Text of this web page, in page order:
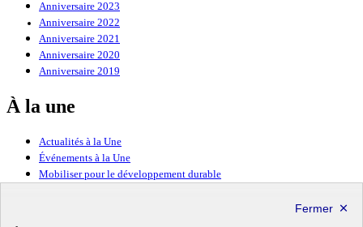
Anniversaire 2023
Anniversaire 2022
Anniversaire 2021
Anniversaire 2020
Anniversaire 2019
À la une
Actualités à la Une
Événements à la Une
Mobiliser pour le développement durable